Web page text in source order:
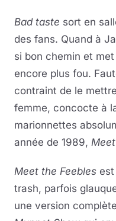
Bad taste sort en
des fans. Quand à
si bon chemin et
encore plus fou.
contraint de le
femme, concocte à
marionnettes
année de 1989,
Meet the Feebles
trash, parfois
une version